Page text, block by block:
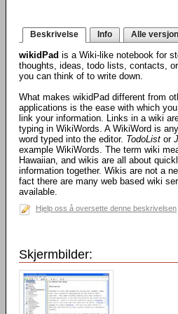
Beskrivelse Info Alle
wikidPad is a Wiki-like notebook for
thoughts, ideas, todo lists, contacts,
you can think of to write down.
What makes wikidPad different from
applications is the ease with which
link your information. Links in a wiki
typing in WikiWords. A WikiWord is
word typed into the editor. TodoList or
example WikiWords. The term wiki
Hawaiian, and wikis are all about
information together. Wikis are not a
fact there are many web based wiki
available.
Hjelp oss å oversette denne beskrivelsen
Skjermbilder: